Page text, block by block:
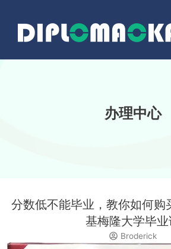
办理中心
分数低不能毕业，教你如何
基梅隆大学毕业
Broderick